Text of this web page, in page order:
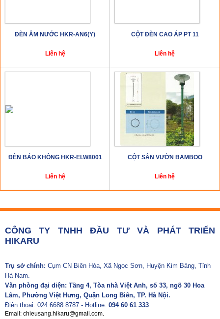
ĐÈN ÂM NƯỚC HKR-AN6(Y)
Liên hệ
CỘT ĐÈN CAO ÁP PT 11
Liên hệ
ĐÈN BÁO KHÔNG HKR-ELW8001
Liên hệ
CỘT SÂN VƯỜN BAMBOO
Liên hệ
CÔNG TY TNHH ĐẦU TƯ VÀ PHÁT TRIỂN
HIKARU
Trụ sở chính: Cụm CN Biên Hòa, Xã Ngọc Sơn, Huyện Kim Bảng, Tỉnh
Hà Nam.
Văn phòng đại diện: Tầng 4, Tòa nhà Việt Anh, số 33, ngõ 30 Hoa
Lâm, Phường Việt Hưng, Quận Long Biên, TP. Hà Nội.
Điện thoại: 024 6688 8787 - Hotline: 094 60 61 333
Email: chieusang.hikaru@gmail.com.